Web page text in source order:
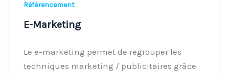
Référencement
E-Marketing
Le e-marketing permet de regrouper les
techniques marketing / publicitaires grâce